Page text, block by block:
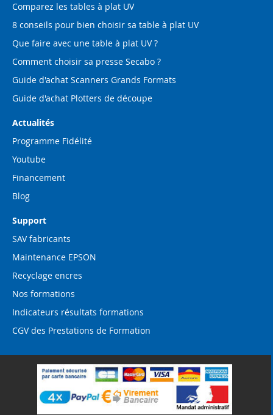
Comparez les tables à plat UV
8 conseils pour bien choisir sa table à plat UV
Que faire avec une table à plat UV ?
Comment choisir sa presse Secabo ?
Guide d'achat Scanners Grands Formats
Guide d'achat Plotters de découpe
Actualités
Programme Fidélité
Youtube
Financement
Blog
Support
SAV fabricants
Maintenance EPSON
Recyclage encres
Nos formations
Indicateurs résultats formations
CGV des Prestations de Formation